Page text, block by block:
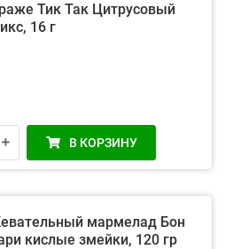
Тик Так Цитрусовый
16 г
В КОРЗИНУ
мармелад Бон
кислые змейки, 120 гр